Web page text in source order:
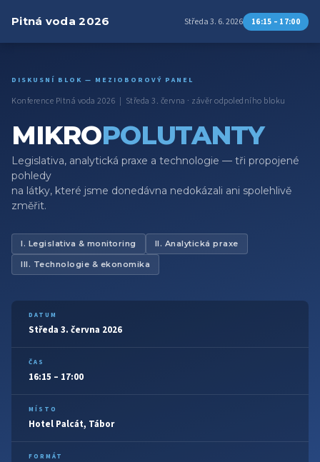
Pitná voda 2026 Středa 3. 6. 2026 16:15 – 17:00
DISKUSNÍ BLOK — MEZIOBOROVÝ PANEL
Konference Pitná voda 2026 | Středa 3. června · závěr odpoledního bloku
MIKROPOLUTANTY
Legislativa, analytická praxe a technologie — tři propojené
pohledy
na látky, které jsme donedávna nedokázali ani spolehlivě
změřit.
I. Legislativa & monitoring II. Analytická praxe
III. Technologie & ekonomika
DATUM
Středa 3. června 2026
ČAS
16:15 – 17:00
MÍSTO
Hotel Palcát, Tábor
FORMÁT